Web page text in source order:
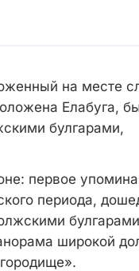
на месте
Елабуга,
булгарами,
первое
периода,
широкой